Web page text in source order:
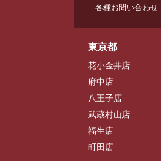
各種お問い合わせ
東京都
花小金井店
府中店
八王子店
武蔵村山店
福生店
町田店